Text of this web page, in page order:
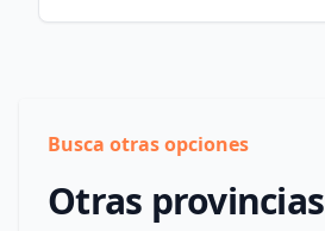
Busca otras opciones
Otras provincias